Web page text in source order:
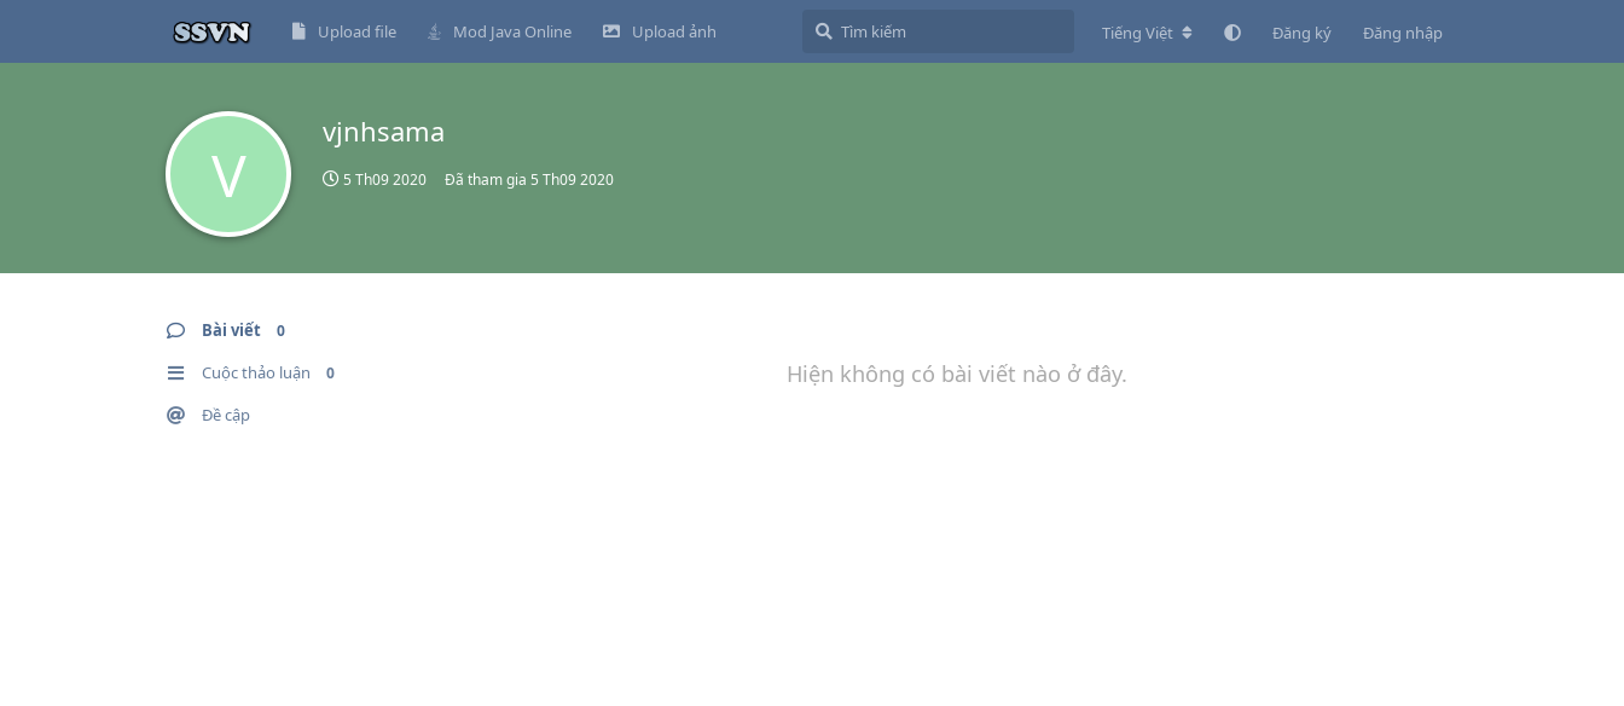
Upload file Mod Java Online Upload ảnh Tiếng Việt Đăng ký Đăng nhập
V
vjnhsama
5 Th09 2020 Đã tham gia 5 Th09 2020
Bài viết 0
Cuộc thảo luận 0
Đề cập
Hiện không có bài viết nào ở đây.